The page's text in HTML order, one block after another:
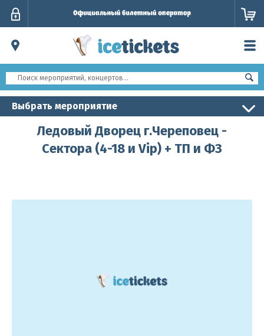
Выбрать мероприятие
Ледовый Дворец г.Череповец -
Сектора (4-18 и Vip) + ТП и ФЗ